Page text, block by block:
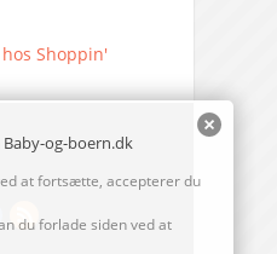
Shoppin'
og-boern.dk
at fortsætte, accepterer du
du forlade siden ved at